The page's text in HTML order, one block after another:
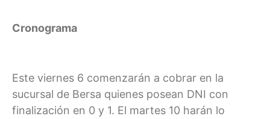
Cronograma
Este viernes 6 comenzarán a cobrar en la
sucursal de Bersa quienes posean DNI con
finalización en 0 y 1. El martes 10 harán lo